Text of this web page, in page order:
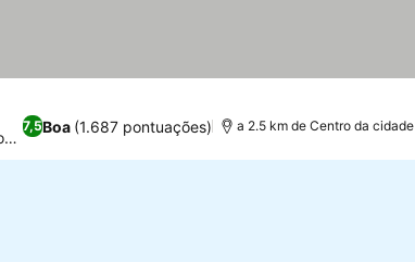
7,5Boa (1.687 pontuações) a 2.5 km de Centro da cidade